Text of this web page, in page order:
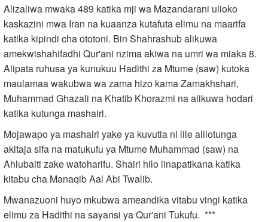
Alizaliwa mwaka 489 katika mji wa Mazandarani ulioko
kaskazini mwa Iran na kuaanza kutafuta elimu na maarifa
katika kipindi cha ototoni. Bin Shahrashub alikuwa
amekwishahifadhi Qur'ani nzima akiwa na umri wa miaka 8.
Alipata ruhusa ya kunukuu Hadithi za Mtume (saw) kutoka
maulamaa wakubwa wa zama hizo kama Zamakhshari,
Muhammad Ghazali na Khatib Khorazmi na alikuwa hodari
katika kutunga mashairi.
Mojawapo ya mashairi yake ya kuvutia ni lile alilotunga
akitaja sifa na matukufu ya Mtume Muhammad (saw) na
Ahlubaiti zake watoharifu. Shairi hilo linapatikana katika
kitabu cha Manaqib Aal Abi Twalib.
Mwanazuoni huyo mkubwa ameandika vitabu vingi katika
elimu za Hadithi na sayansi ya Qur'ani Tukufu. ***